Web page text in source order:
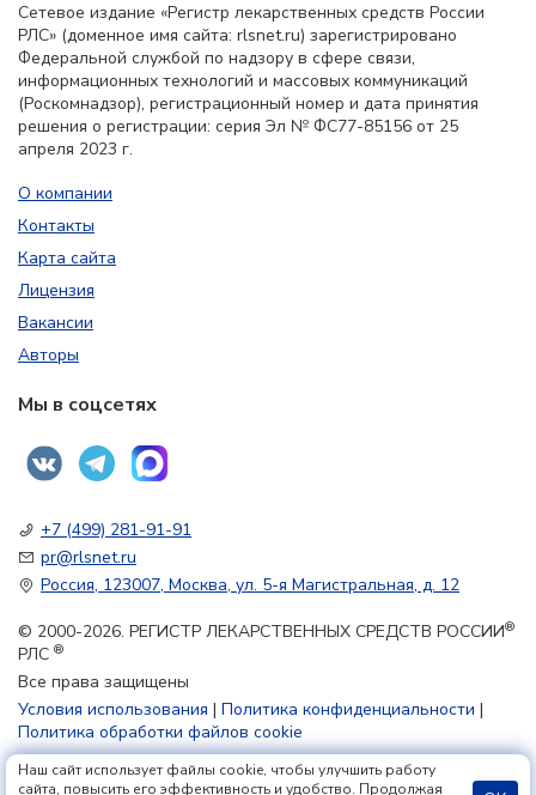
Сетевое издание «Регистр лекарственных средств России
РЛС» (доменное имя сайта: rlsnet.ru) зарегистрировано
Федеральной службой по надзору в сфере связи,
информационных технологий и массовых коммуникаций
(Роскомнадзор), регистрационный номер и дата принятия
решения о регистрации: серия Эл № ФС77-85156 от 25
апреля 2023 г.
О компании
Контакты
Карта сайта
Лицензия
Вакансии
Авторы
Мы в соцсетях
+7 (499) 281-91-91
pr@rlsnet.ru
Россия, 123007, Москва, ул. 5-я Магистральная, д. 12
© 2000-2026. РЕГИСТР ЛЕКАРСТВЕННЫХ СРЕДСТВ РОССИИ®
РЛС ®
Все права защищены
Условия использования | Политика конфиденциальности |
Политика обработки файлов cookie
Наш сайт использует файлы cookie, чтобы улучшить работу
сайта, повысить его эффективность и удобство. Продолжая